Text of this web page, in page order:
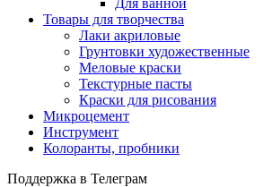
Для ванной
Товары для творчества
Лаки акриловые
Грунтовки художественные
Меловые краски
Текстурные пасты
Краски для рисования
Микроцемент
Инструмент
Колоранты, пробники
Поддержка в Телеграм